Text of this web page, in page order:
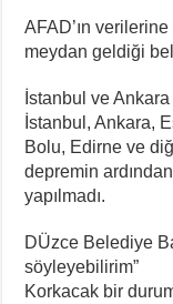
AFAD’ın
meydan geldiği
İstanbul ve
İstanbul, Ankara,
Bolu, Edirne ve
depremin
yapılmadı.
DÜzce Belediye
söyleyebilirim”
Korkacak bir